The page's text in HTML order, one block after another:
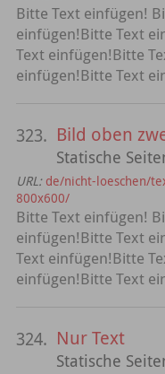
Bitte Text einfügen!
einfügen!Bitte Text
Text einfügen!Bitte
einfügen!Bitte Text
323. Bild oben
Statische
URL: de/nicht-loeschen/
800x600/
Bitte Text einfügen!
einfügen!Bitte Text
Text einfügen!Bitte
einfügen!Bitte Text
324. Nur Text
Statische